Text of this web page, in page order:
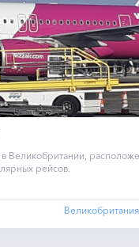
Великобритании,
рейсов.
Великобритания